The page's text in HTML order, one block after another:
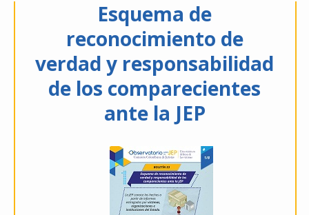
Esquema de
reconocimiento de
verdad y responsabilidad
de los comparecientes
ante la JEP